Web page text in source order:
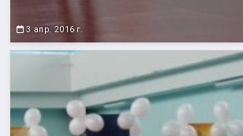
3 апр. 2016 г.